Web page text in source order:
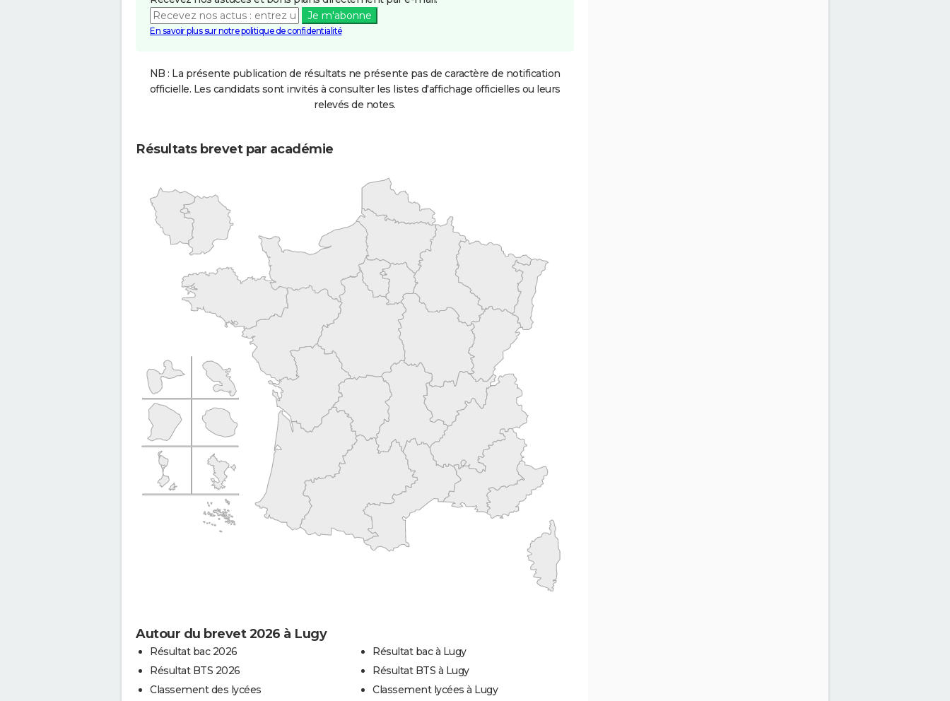
Je m'abonne
En savoir plus sur notre politique de confidentialité
NB : La présente publication de résultats ne présente pas de caractère de notification
officielle. Les candidats sont invités à consulter les listes d'affichage officielles ou leurs
relevés de notes.
Résultats brevet par académie
Autour du brevet 2026 à Lugy
Résultat bac 2026
Résultat BTS 2026
Classement des lycées
Résultat bac à Lugy
Résultat BTS à Lugy
Classement lycées à Lugy